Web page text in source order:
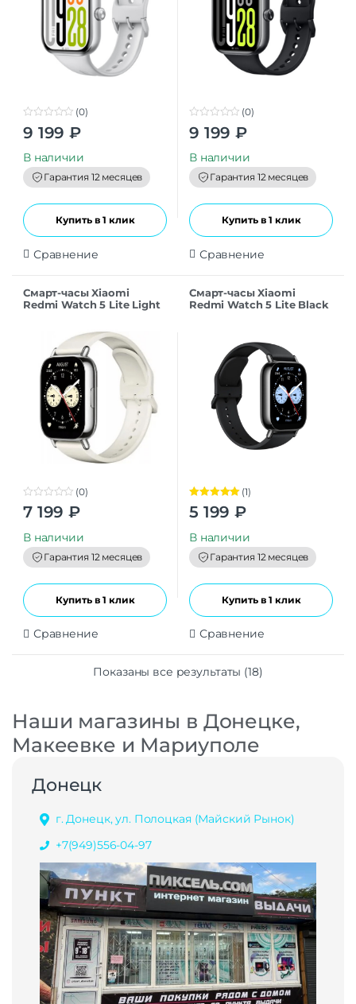
0
o
t
o
f
5
(0)
9 199 ₽
В наличии
Гарантия 12 месяцев
Купить в 1 клик
Сравнение
0
o
t
o
f
5
(0)
9 199 ₽
В наличии
Гарантия 12 месяцев
Купить в 1 клик
Сравнение
Смарт-часы Xiaomi
Redmi Watch 5 Lite Light
0
o
t
o
f
5
(0)
7 199 ₽
В наличии
Гарантия 12 месяцев
Купить в 1 клик
Сравнение
Смарт-часы Xiaomi
Redmi Watch 5 Lite Black
Оценка5.00
из 5
(1)
5 199 ₽
В наличии
Гарантия 12 месяцев
Купить в 1 клик
Сравнение
Показаны все результаты (18)
Наши магазины в Донецке,
Макеевке и Мариуполе
Донецк
г. Донецк, ул. Полоцкая (Майский Рынок)
+7(949)556-04-97